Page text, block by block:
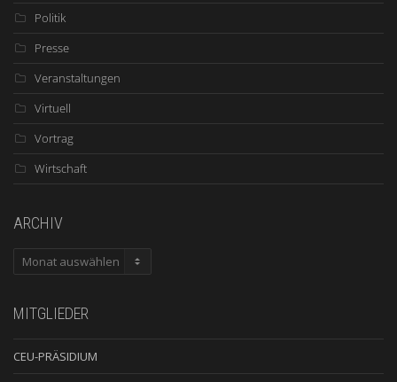
Politik
Presse
Veranstaltungen
Virtuell
Vortrag
Wirtschaft
ARCHIV
ARCHIV
MITGLIEDER
CEU-PRÄSIDIUM